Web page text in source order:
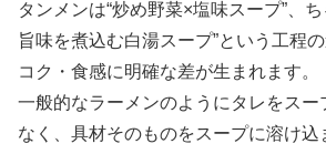
タンメンは“炒め野菜×塩味スープ”、
旨味を煮込む白湯スープ”という工程
コク・食感に明確な差が生まれます。
一般的なラーメンのようにタレをスー
なく、具材そのものをスープに溶け込